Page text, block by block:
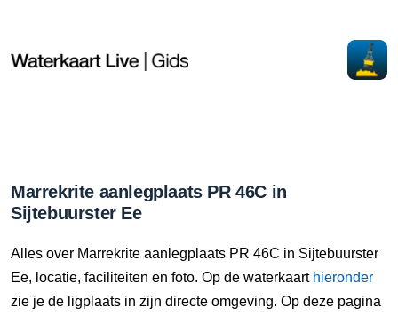
Marrekrite aanlegplaats PR 46C in
Sijtebuurster Ee
Alles over Marrekrite aanlegplaats PR 46C in Sijtebuurster
Ee, locatie, faciliteiten en foto. Op de waterkaart hieronder
zie je de ligplaats in zijn directe omgeving. Op deze pagina